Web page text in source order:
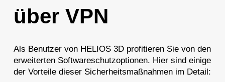
über VPN
Als Benutzer von HELIOS 3D profitieren Sie von den
erweiterten Softwareschutzoptionen. Hier sind einige
der Vorteile dieser Sicherheitsmaßnahmen im Detail: